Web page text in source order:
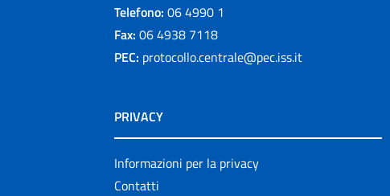
Telefono: 06 4990 1
Fax: 06 4938 7118
PEC: protocollo.centrale@pec.iss.it
PRIVACY
Informazioni per la privacy
Contatti